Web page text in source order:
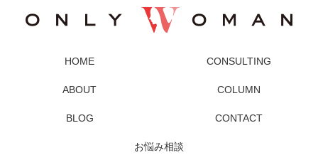
HOME CONSULTING
ABOUT COLUMN
BLOG CONTACT
お悩み相談